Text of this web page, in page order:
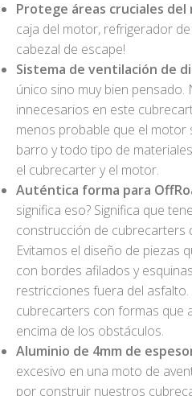
Protege áreas cruciales
caja del motor, refrigerador
cabezal de escape!
Sistema de ventilación de
único sino muy bien
innecesarios en este
menos probable que el
barro y todo tipo de
el cubrecarter y el motor.
Auténtica forma para
significa eso? Significa que
construcción de cubrecarters
Evitamos el diseño de piezas
con bordes afilados y
restricciones fuera del
cubrecarters con formas que
encima de los obstáculos.
Aluminio de 4mm de
excesivo en una moto de
por construir nuestros